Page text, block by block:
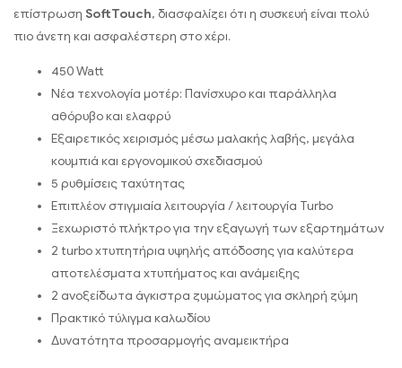
επίστρωση SoftTouch, διασφαλίζει ότι η συσκευή είναι πολύ
πιο άνετη και ασφαλέστερη στο χέρι.
450 Watt
Νέα τεχνολογία μοτέρ: Πανίσχυρο και παράλληλα
αθόρυβο και ελαφρύ
Εξαιρετικός χειρισμός μέσω μαλακής λαβής, μεγάλα
κουμπιά και εργονομικού σχεδιασμού
5 ρυθμίσεις ταχύτητας
Επιπλέον στιγμιαία λειτουργία / λειτουργία Turbo
Ξεχωριστό πλήκτρο για την εξαγωγή των εξαρτημάτων
2 turbo χτυπητήρια υψηλής απόδοσης για καλύτερα
αποτελέσματα χτυπήματος και ανάμειξης
2 ανοξείδωτα άγκιστρα ζυμώματος για σκληρή ζύμη
Πρακτικό τύλιγμα καλωδίου
Δυνατότητα προσαρμογής αναμεικτήρα